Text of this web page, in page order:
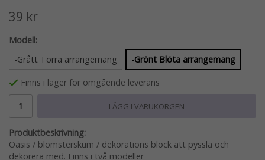
39 kr
Modell:
-Grått Torra arrangemang
-Grönt Blöta arrangemang
Finns i lager för omgående leverans
LÄGG I VARUKORGEN
Produktbeskrivning:
Oasis / blomsterskum / dekorations block att pyssla och
dekorera med. Finns i två modeller